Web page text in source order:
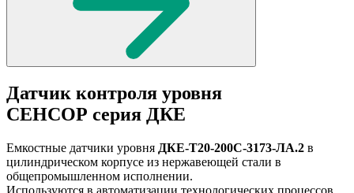
Датчик контроля уровня
СЕНСОР серия ДКЕ
Емкостные датчики уровня ДКЕ-Т20-200С-3173-ЛА.2 в
цилиндрическом корпусе из нержавеющей стали в
общепромышленном исполнении.
Используются в автоматизации технологических процессов